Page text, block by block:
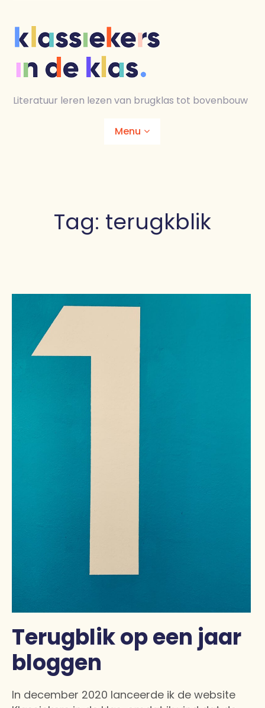
content
Literatuur leren lezen van brugklas tot bovenbouw
Menu
Lesmaterialen
Contact
Tag: terugkblik
Terugblik op een jaar
bloggen
In december 2020 lanceerde ik de website